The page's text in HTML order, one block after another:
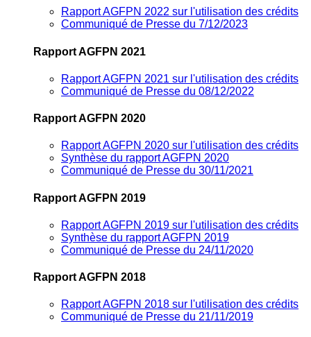
Rapport AGFPN 2022 sur l'utilisation des crédits
Communiqué de Presse du 7/12/2023
Rapport AGFPN 2021
Rapport AGFPN 2021 sur l'utilisation des crédits
Communiqué de Presse du 08/12/2022
Rapport AGFPN 2020
Rapport AGFPN 2020 sur l'utilisation des crédits
Synthèse du rapport AGFPN 2020
Communiqué de Presse du 30/11/2021
Rapport AGFPN 2019
Rapport AGFPN 2019 sur l'utilisation des crédits
Synthèse du rapport AGFPN 2019
Communiqué de Presse du 24/11/2020
Rapport AGFPN 2018
Rapport AGFPN 2018 sur l'utilisation des crédits
Communiqué de Presse du 21/11/2019